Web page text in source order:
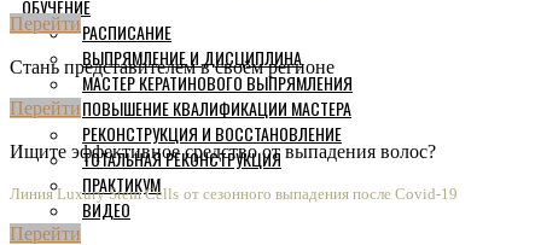
ОБУЧЕНИЕ
РАСПИСАНИЕ
ВЫПРЯМЛЕНИЕ И ДИСЦИПЛИНА
МАСТЕР КЕРАТИНОВОГО ВЫПРЯМЛЕНИЯ
ПОВЫШЕНИЕ КВАЛИФИКАЦИИ МАСТЕРА
РЕКОНСТРУКЦИЯ И ВОССТАНОВЛЕНИЕ
ТОТАЛЬНАЯ РЕКОНСТРУКЦИЯ
ПРАКТИКУМ
ВИДЕО
Перейти
Стань представителем в своём регионе
Перейти
Ищите эффективное средство от выпадения волос?
Линия Luxury Stem Cells от сезонного выпадения после Covid-19
Перейти